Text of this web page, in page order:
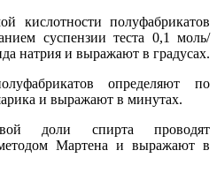
кислотности полуфабрикатов
суспензии теста 0,1 моль/
натрия и выражают в градусах.
определяют по
и выражают в минутах.
доли спирта проводят
Мартена и выражают в